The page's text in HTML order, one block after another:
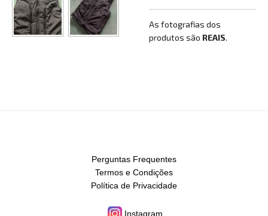
As fotografias dos
produtos são REAIS.
Perguntas Frequentes
Termos e Condições
Política de Privacidade
Instagram